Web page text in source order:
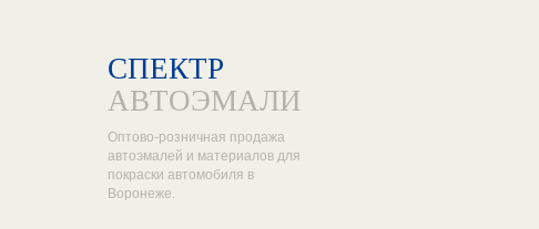
СПЕКТР
АВТОЭМАЛИ
Оптово-розничная продажа
автоэмалей и материалов для
покраски автомобиля в
Воронеже.